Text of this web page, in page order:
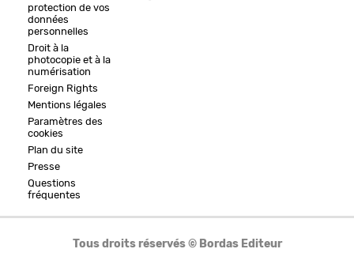
protection de vos
données
personnelles
Droit à la
photocopie et à la
numérisation
Foreign Rights
Mentions légales
Paramètres des
cookies
Plan du site
Presse
Questions
fréquentes
Tous droits réservés © Bordas Editeur